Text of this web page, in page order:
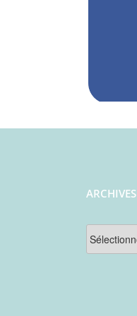
ARCHIVES
Archives